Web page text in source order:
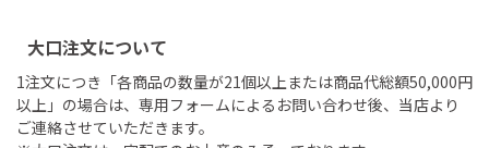
大口注文について
1注文につき「各商品の数量が21個以上または商品代総額50,000円
以上」の場合は、専用フォームによるお問い合わせ後、当店より
ご連絡させていただきます。